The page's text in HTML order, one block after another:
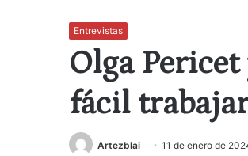
Entrevistas
Olga
fácil
Artezblai 11 de enero de